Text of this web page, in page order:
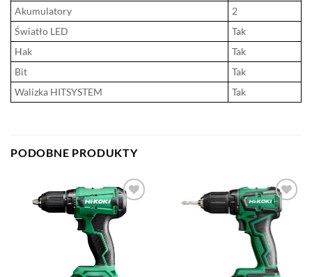
Akumulatory
2
Światło LED
Tak
Hak
Tak
Bit
Tak
Walizka HITSYSTEM
Tak
PODOBNE PRODUKTY
DODAJ DO
ULUBIONYCH
DODAJ DO
ULUBIONYCH